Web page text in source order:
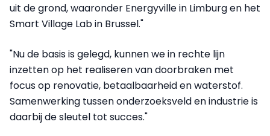
uit de grond, waaronder Energyville in Limburg en het
Smart Village Lab in Brussel."
"Nu de basis is gelegd, kunnen we in rechte lijn
inzetten op het realiseren van doorbraken met
focus op renovatie, betaalbaarheid en waterstof.
Samenwerking tussen onderzoeksveld en industrie is
daarbij de sleutel tot succes."